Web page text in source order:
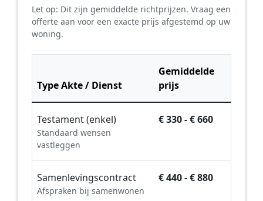
Let op: Dit zijn gemiddelde richtprijzen. Vraag een
offerte aan voor een exacte prijs afgestemd op uw
woning.
Type Akte / Dienst
Gemiddelde
prijs
Testament (enkel)
Standaard wensen
vastleggen
€ 330 - € 660
Samenlevingscontract
Afspraken bij samenwonen
€ 440 - € 880